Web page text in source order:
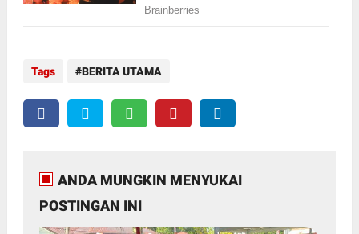
Tags BERITA UTAMA
ANDA MUNGKIN MENYUKAI
POSTINGAN INI